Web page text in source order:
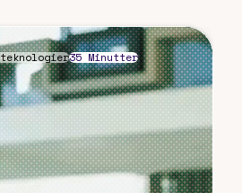
35 Minutter